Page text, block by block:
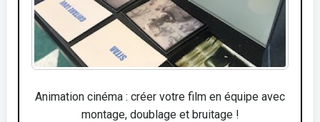
Animation cinéma : créer votre film en équipe avec
montage, doublage et bruitage !